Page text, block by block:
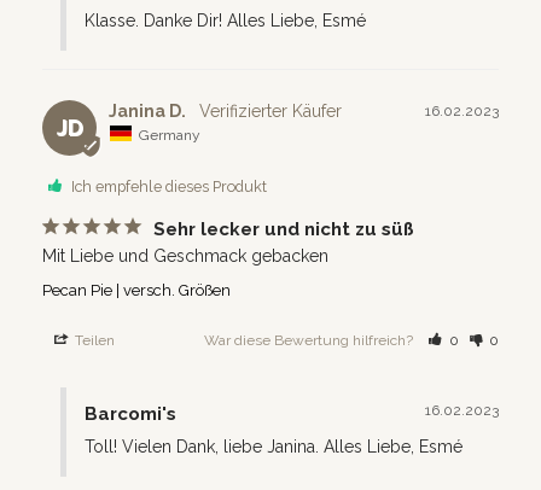
Klasse. Danke Dir! Alles Liebe, Esmé
JD
16.02.2023
Janina D.
Germany
Ich empfehle dieses Produkt
Sehr lecker und nicht zu süß
Mit Liebe und Geschmack gebacken
Pecan Pie | versch. Größen
Teilen War diese Bewertung hilfreich? 0 0
16.02.2023
Barcomi's
Toll! Vielen Dank, liebe Janina. Alles Liebe, Esmé